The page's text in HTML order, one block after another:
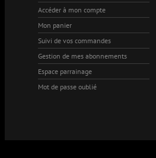
Accéder à mon compte
Mon panier
Suivi de vos commandes
Gestion de mes abonnements
Espace parrainage
Mot de passe oublié